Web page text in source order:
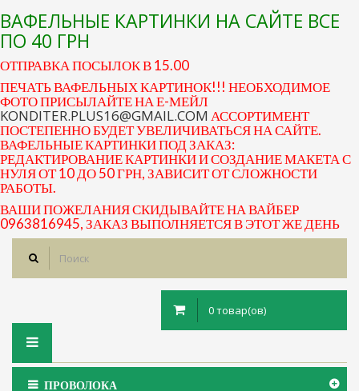
ВАФЕЛЬНЫЕ КАРТИНКИ НА САЙТЕ ВСЕ
ПО 40 ГРН
ОТПРАВКА ПОСЫЛОК В 15.00
ПЕЧАТЬ ВАФЕЛЬНЫХ КАРТИНОК!!! НЕОБХОДИМОЕ
ФОТО ПРИСЫЛАЙТЕ НА Е-МЕЙЛ
KONDITER.PLUS16@GMAIL.COM АССОРТИМЕНТ
ПОСТЕПЕННО БУДЕТ УВЕЛИЧИВАТЬСЯ НА САЙТЕ.
ВАФЕЛЬНЫЕ КАРТИНКИ ПОД ЗАКАЗ:
РЕДАКТИРОВАНИЕ КАРТИНКИ И СОЗДАНИЕ МАКЕТА С
НУЛЯ ОТ 10 ДО 50 ГРН, ЗАВИСИТ ОТ СЛОЖНОСТИ
РАБОТЫ.
ВАШИ ПОЖЕЛАНИЯ СКИДЫВАЙТЕ НА ВАЙБЕР
0963816945, ЗАКАЗ ВЫПОЛНЯЕТСЯ В ЭТОТ ЖЕ ДЕНЬ
0 товар(ов)
Toggle
ПРОВОЛОКА